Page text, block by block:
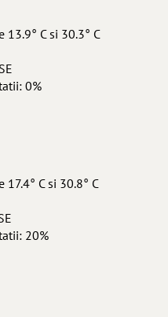
13.9° C si 30.3° C
0%
C si 30.8° C
20%